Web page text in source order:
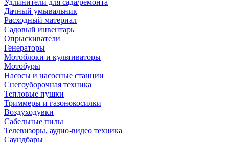
Удлинители для сада/ремонта
Дачный умывальник
Расходный материал
Садовый инвентарь
Опрыскиватели
Генераторы
Мотоблоки и культиваторы
Мотобуры
Насосы и насосные станции
Снегоуборочная техника
Тепловые пушки
Триммеры и газонокосилки
Воздуходувки
Сабельные пилы
Телевизоры, аудио-видео техника
Саундбары